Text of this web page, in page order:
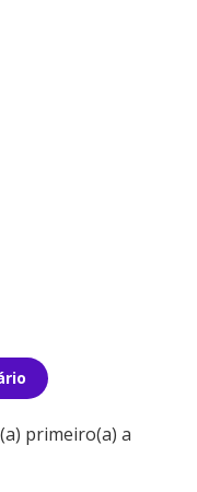
primeiro(a) a